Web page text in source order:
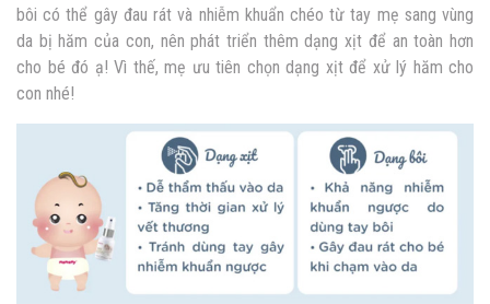
bôi có thể gây đau rát và nhiễm khuẩn chéo từ tay mẹ sang vùng
da bị hăm của con, nên phát triển thêm dạng xịt để an toàn hơn
cho bé đó ạ! Vì thế, mẹ ưu tiên chọn dạng xịt để xử lý hăm cho
con nhé!